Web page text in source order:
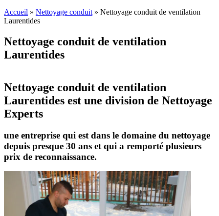
Accueil » Nettoyage conduit » Nettoyage conduit de ventilation
Laurentides
Nettoyage conduit de ventilation
Laurentides
Nettoyage conduit de ventilation
Laurentides est une division de Nettoyage
Experts
une entreprise qui est dans le domaine du nettoyage
depuis presque 30 ans et qui a remporté plusieurs
prix de reconnaissance.